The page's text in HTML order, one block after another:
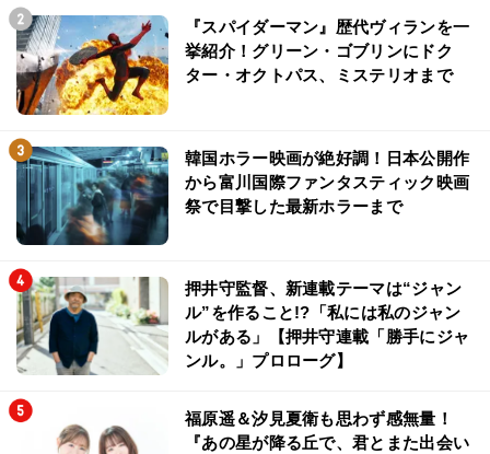
『スパイダーマン』歴代ヴィランを一
挙紹介！グリーン・ゴブリンにドク
ター・オクトパス、ミステリオまで
韓国ホラー映画が絶好調！日本公開作
から富川国際ファンタスティック映画
祭で目撃した最新ホラーまで
押井守監督、新連載テーマは“ジャン
ル”を作ること!?「私には私のジャン
ルがある」【押井守連載「勝手にジャ
ンル。」プロローグ】
福原遥＆汐見夏衛も思わず感無量！
『あの星が降る丘で、君とまた出会い